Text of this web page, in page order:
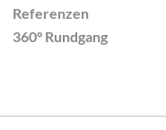
Referenzen
360° Rundgang